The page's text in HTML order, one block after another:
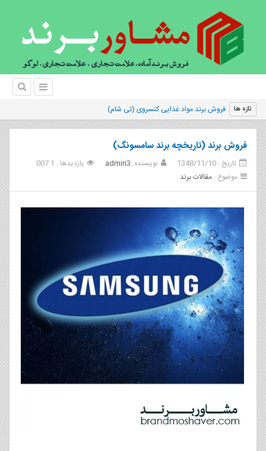
تازه ها فروش برند مواد غذایی کنسروی (تی شام)
فروش برند (تاریخچه برند سامسونگ)
تاریخ : 1348/11/10 نویسنده :admin3
بازدیدها : 1 007
موضوع : مقالات برند